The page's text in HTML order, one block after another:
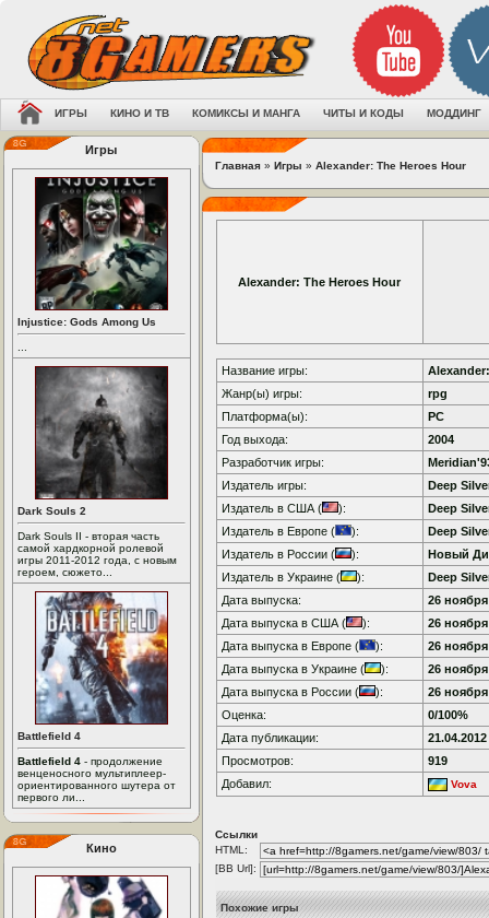
ИГРЫ КИНО И ТВ КОМИКСЫ И МАНГА ЧИТЫ И КОДЫ МОДДИНГ
Игры
Injustice: Gods Among Us
Dark Souls 2
Dark Souls II - вторая часть
самой хардкорной ролевой
игры 2011-2012 года, с новым
героем, сюжето...
Battlefield 4
Battlefield 4 - продолжение
венценосного мультиплеер-
ориентированного шутера от
первого ли...
Кино
Главная » Игры » Alexander: The Heroes Hour
Alexander: The Heroes Hour
Название игры:
Жанр(ы) игры:
rpg
Платформа(ы):
PC
Год выхода:
2004
Разработчик игры:
Издатель игры:
Deep
Издатель в США (
):
Deep
Издатель в Европе (
):
Deep
Издатель в России (
):
Новый
Издатель в Украине (
):
Deep
Дата выпуска:
26 ноября
Дата выпуска в США (
):
26 ноября
Дата выпуска в Европе (
):
26 ноября
Дата выпуска в Украине (
):
26 ноября
Дата выпуска в России (
):
26 ноября
Оценка:
0/100%
Дата публикации:
21.04.2012
Просмотров:
919
Добавил:
Vova
Ссылки
HTML:
[BB Url]:
Похожие игры